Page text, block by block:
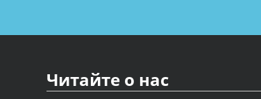
Читайте о нас